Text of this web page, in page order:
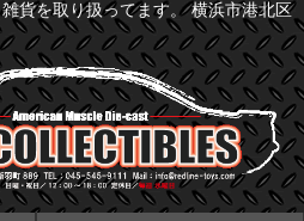
貨を取り扱ってます。 横浜市港北区